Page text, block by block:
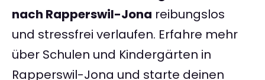
nach Rapperswil-Jona reibungslos
und stressfrei verlaufen. Erfahre mehr
über Schulen und Kindergärten in
Rapperswil-Jona und starte deinen